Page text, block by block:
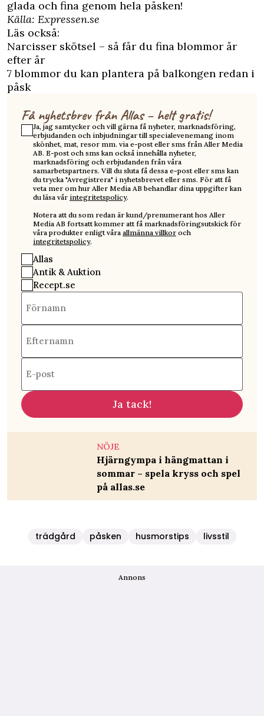
glada och fina genom hela påsken!
Källa: Expressen.se
Läs också:
Narcisser skötsel – så får du fina blommor år
efter år
7 blommor du kan plantera på balkongen redan i
påsk
Få nyhetsbrev från Allas – helt gratis!
Ja, jag samtycker och vill gärna få nyheter, marknadsföring,
erbjudanden och inbjudningar till specialevenemang inom
skönhet, mat, resor mm. via e-post eller sms från Aller Media
AB. E-post och sms kan också innehålla nyheter,
marknadsföring och erbjudanden från våra
samarbetspartners. Vill du sluta få dessa e-post eller sms kan
du trycka "Avregistrera" i nyhetsbrevet eller sms. För att få
veta mer om hur Aller Media AB behandlar dina uppgifter kan
du läsa vår integritetspolicy.
Notera att du som redan är kund/prenumerant hos Aller
Media AB fortsatt kommer att få marknadsföringsutskick för
våra produkter enligt våra allmänna villkor och
integritetspolicy.
Allas
Antik & Auktion
Recept.se
Förnamn
Efternamn
E-post
Ja tack!
NÖJE
Hjärngympa i hängmattan i
sommar – spela kryss och spel
på allas.se
trädgård påsken husmorstips livsstil
Annons